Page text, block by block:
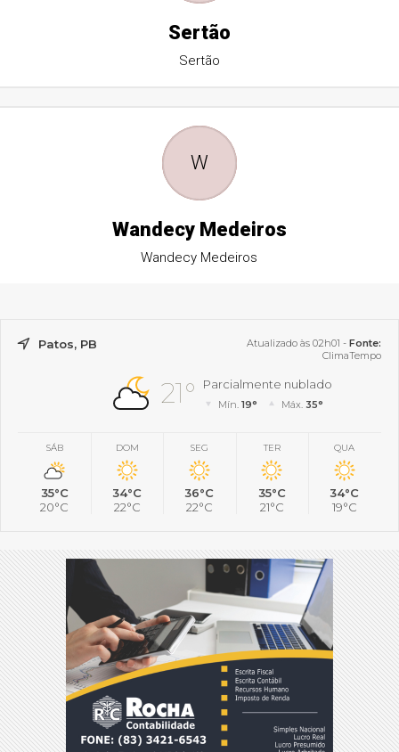
Sertão
Sertão
W
Wandecy Medeiros
Wandecy Medeiros
Patos, PB Atualizado às 02h01 - Fonte:
ClimaTempo
21° Parcialmente nublado
Mín.19° Máx. 35°
SÁB
35°C
20°C
DOM
34°C
22°C
SEG
36°C
22°C
TER
35°C
21°C
QUA
34°C
19°C